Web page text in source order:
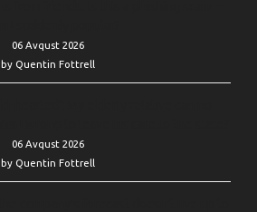
06 Avqust 2026
by Quentin Fottrell
06 Avqust 2026
by Quentin Fottrell